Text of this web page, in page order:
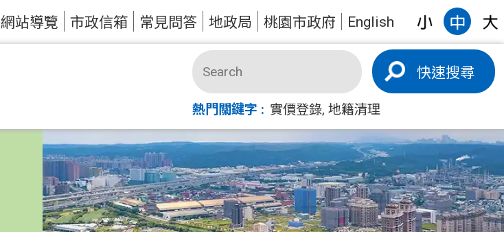
網站導覽 市政信箱 常見問答 地政局 桃園市政府 English
搜尋
熱門關鍵字 實價登錄 地籍清理